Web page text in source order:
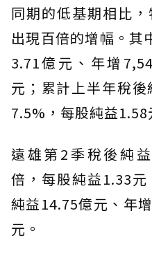
同期的低基期相比
出現百倍的增幅。其
3.71億元、年增
元；累計上半年稅
7.5%，每股純益1.58
遠雄第2季稅後純
倍，每股純益1.33
純益14.75億元、年
元。